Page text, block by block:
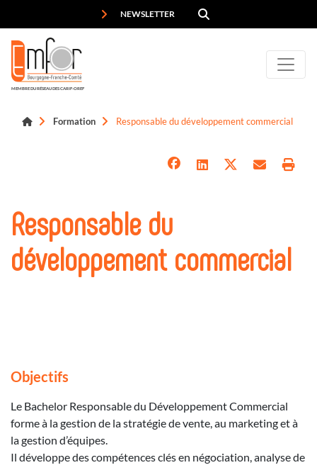
NEWSLETTER
MEMBRE DU RÉSEAU DES CARIF-OREF
Formation Responsable du développement commercial
Responsable du
développement commercial
Objectifs
Le Bachelor Responsable du Développement Commercial
forme à la gestion de la stratégie de vente, au marketing et à
la gestion d’équipes.
Il développe des compétences clés en négociation, analyse de
Panneau de gestion des cookies